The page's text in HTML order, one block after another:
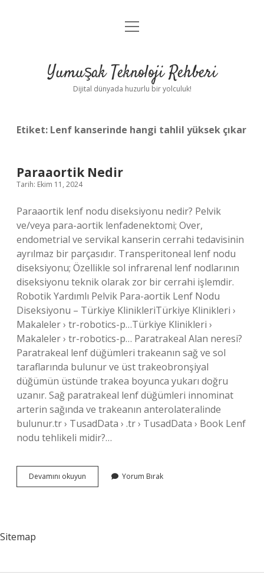
Anasayfa
Yasal Uyarı
menüyü
Yumuşak Teknoloji Rehberi
Dijital dünyada huzurlu bir yolculuk!
Etiket: Lenf kanserinde hangi tahlil yüksek çıkar
Paraaortik Nedir
Tarih: Ekim 11, 2024
Paraaortik lenf nodu diseksiyonu nedir? Pelvik
ve/veya para-aortik lenfadenektomi; Over,
endometrial ve servikal kanserin cerrahi tedavisinin
ayrılmaz bir parçasıdır. Transperitoneal lenf nodu
diseksiyonu; Özellikle sol infrarenal lenf nodlarının
diseksiyonu teknik olarak zor bir cerrahi işlemdir.
Robotik Yardımlı Pelvik Para-aortik Lenf Nodu
Diseksiyonu – Türkiye KlinikleriTürkiye Klinikleri ›
Makaleler › tr-robotics-p…Türkiye Klinikleri ›
Makaleler › tr-robotics-p… Paratrakeal Alan neresi?
Paratrakeal lenf düğümleri trakeanın sağ ve sol
taraflarında bulunur ve üst trakeobronşiyal
düğümün üstünde trakea boyunca yukarı doğru
uzanır. Sağ paratrakeal lenf düğümleri innominat
arterin sağında ve trakeanın anterolateralinde
bulunur.tr › TusadData › .tr › TusadData › Book Lenf
nodu tehlikeli midir?…
Devamını okuyun Paraaortik
Nedir
Yorum Bırak
Sitemap